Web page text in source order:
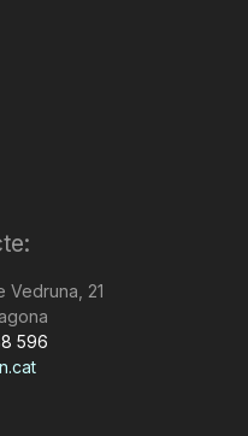
Vedruna, 21
596